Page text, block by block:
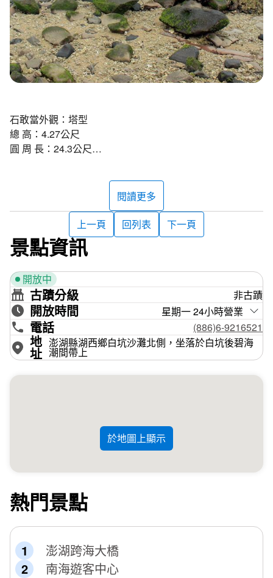
石敢當外觀：塔型
總 高：4.27公尺
圓 周 長：24.3公尺
白坑石塔為先民認為北方海面的東北季風會直入村莊，是所
謂的「飛煞」，故安設石塔保衛村平安，而實際安置年代已
不可考。有趣的是白坑石塔是澎湖唯一漆有油漆的石塔，並
於塔頂裝有太陽能標識燈，早期附近沒有地標，因此白坑石
塔對於指引附近的船隻航行有很大的作用。於退潮時，可經
資料來源：白坑村地方耆老口述、部分摘自《澎湖的辟邪祈
福塔》一書
閱讀更多
上一頁
回列表 下一頁
景點資訊
開放中
古蹟分級 非古蹟
開放時間 星期一 24小時營業
電話 (886)6-9216521
地
址
澎湖縣湖西鄉白坑沙灘北側，坐落於白坑後碧海
潮間帶上
於地圖上顯示
熱門景點
澎湖跨海大橋
南海遊客中心